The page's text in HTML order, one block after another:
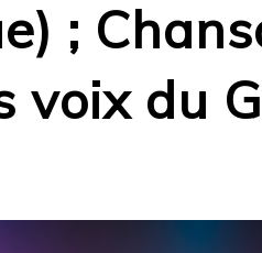
;
voix du